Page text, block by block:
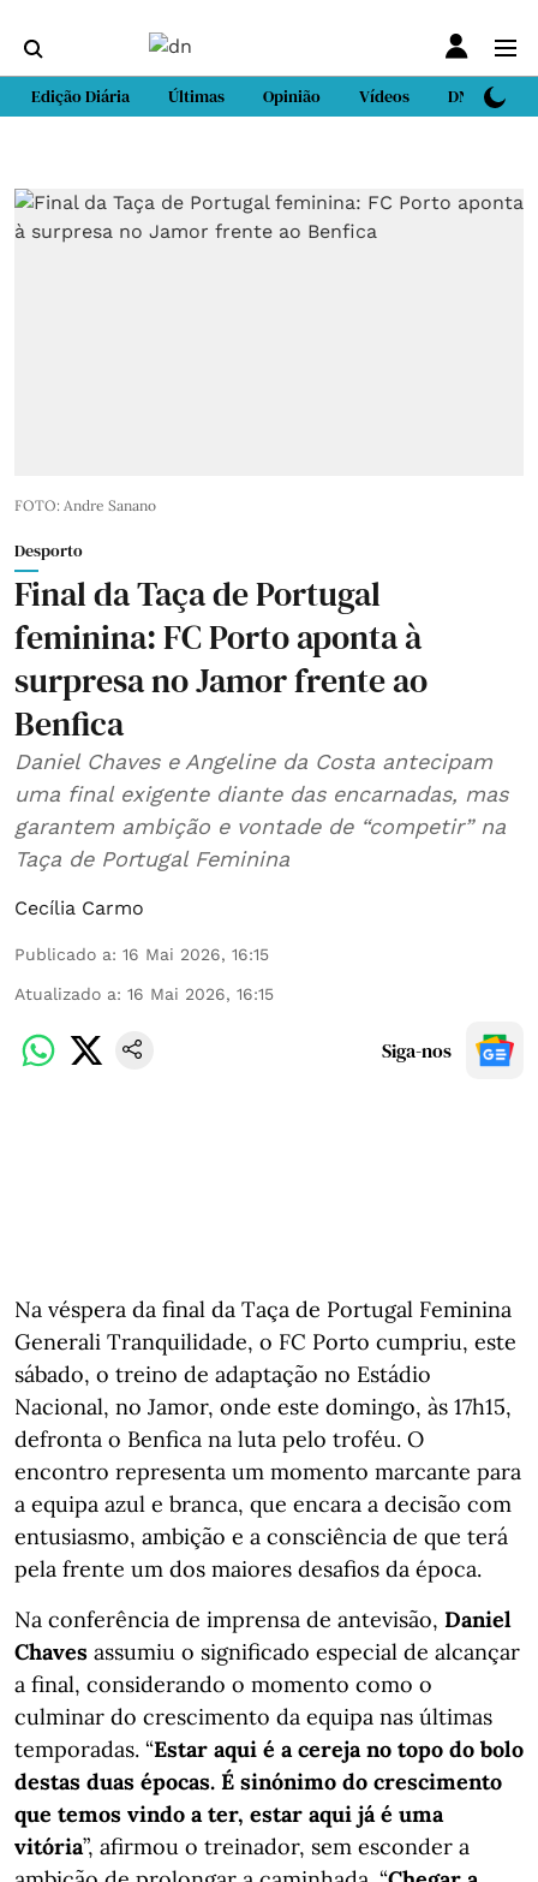
Edição Diária Últimas Opinião Vídeos DN Sport
FOTO: Andre Sanano
Desporto
Final da Taça de Portugal
feminina: FC Porto aponta à
surpresa no Jamor frente ao
Benfica
Daniel Chaves e Angeline da Costa antecipam
uma final exigente diante das encarnadas, mas
garantem ambição e vontade de “competir” na
Taça de Portugal Feminina
Cecília Carmo
Publicado a: 16 Mai 2026, 16:15
Atualizado a: 16 Mai 2026, 16:15
Siga-nos
Na véspera da final da Taça de Portugal Feminina
Generali Tranquilidade, o FC Porto cumpriu, este
sábado, o treino de adaptação no Estádio
Nacional, no Jamor, onde este domingo, às 17h15,
defronta o Benfica na luta pelo troféu. O
encontro representa um momento marcante para
a equipa azul e branca, que encara a decisão com
entusiasmo, ambição e a consciência de que terá
pela frente um dos maiores desafios da época.
Na conferência de imprensa de antevisão, Daniel
Chaves assumiu o significado especial de alcançar
a final, considerando o momento como o
culminar do crescimento da equipa nas últimas
temporadas. “Estar aqui é a cereja no topo do bolo
destas duas épocas. É sinónimo do crescimento
que temos vindo a ter, estar aqui já é uma
vitória”, afirmou o treinador, sem esconder a